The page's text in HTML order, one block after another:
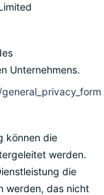
Unternehmens.
können die
werden.
die
werden, das nicht